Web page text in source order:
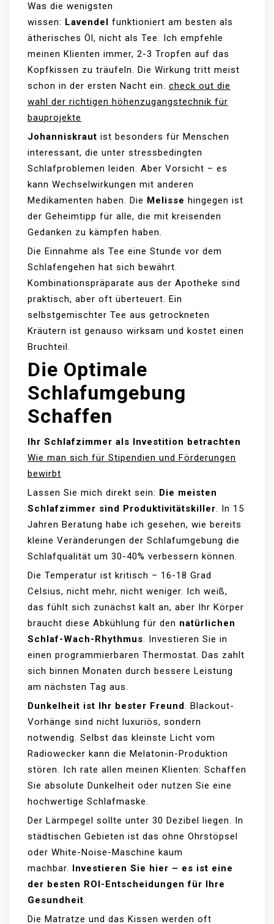
Was die wenigsten
wissen: Lavendel funktioniert am besten als
ätherisches Öl, nicht als Tee. Ich empfehle
meinen Klienten immer, 2-3 Tropfen auf das
Kopfkissen zu träufeln. Die Wirkung tritt meist
schon in der ersten Nacht ein. check out die
wahl der richtigen höhenzugangstechnik für
bauprojekte
Johanniskraut ist besonders für Menschen
interessant, die unter stressbedingten
Schlafproblemen leiden. Aber Vorsicht – es
kann Wechselwirkungen mit anderen
Medikamenten haben. Die Melisse hingegen ist
der Geheimtipp für alle, die mit kreisenden
Gedanken zu kämpfen haben.
Die Einnahme als Tee eine Stunde vor dem
Schlafengehen hat sich bewährt.
Kombinationspräparate aus der Apotheke sind
praktisch, aber oft überteuert. Ein
selbstgemischter Tee aus getrockneten
Kräutern ist genauso wirksam und kostet einen
Bruchteil.
Die Optimale
Schlafumgebung
Schaffen
Ihr Schlafzimmer als Investition betrachten
Wie man sich für Stipendien und Förderungen
bewirbt
Lassen Sie mich direkt sein: Die meisten
Schlafzimmer sind Produktivitätskiller. In 15
Jahren Beratung habe ich gesehen, wie bereits
kleine Veränderungen der Schlafumgebung die
Schlafqualität um 30-40% verbessern können.
Die Temperatur ist kritisch – 16-18 Grad
Celsius, nicht mehr, nicht weniger. Ich weiß,
das fühlt sich zunächst kalt an, aber Ihr Körper
braucht diese Abkühlung für den natürlichen
Schlaf-Wach-Rhythmus. Investieren Sie in
einen programmierbaren Thermostat. Das zahlt
sich binnen Monaten durch bessere Leistung
am nächsten Tag aus.
Dunkelheit ist Ihr bester Freund. Blackout-
Vorhänge sind nicht luxuriös, sondern
notwendig. Selbst das kleinste Licht vom
Radiowecker kann die Melatonin-Produktion
stören. Ich rate allen meinen Klienten: Schaffen
Sie absolute Dunkelheit oder nutzen Sie eine
hochwertige Schlafmaske.
Der Lärmpegel sollte unter 30 Dezibel liegen. In
städtischen Gebieten ist das ohne Ohrstöpsel
oder White-Noise-Maschine kaum
machbar. Investieren Sie hier – es ist eine
der besten ROI-Entscheidungen für Ihre
Gesundheit.
Die Matratze und das Kissen werden oft